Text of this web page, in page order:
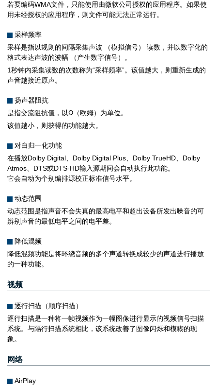
若要编码WMA文件，只能使用由微软公司授权的应用程序。如果使
用未经授权的应用程序，则文件可能无法正常运行。
采样频率
采样是指以规则的间隔采集声波 （模拟信号） 读数，并以数字化的
格式表达声波的波幅 （产生数字信号）。
1秒钟内采集读数的次数称为“采样频率”。该值越大，则重新生成的
声音越接近原声。
扬声器阻抗
是指交流阻抗值，以Ω（欧姆）为单位。
该值越小，则获得的功能越大。
对白归一化功能
在播放Dolby Digital、Dolby Digital Plus、Dolby TrueHD、Dolby
Atmos、DTS或DTS-HD输入源期间会自动执行此功能。
它会自动为个别编排源校正标准信号水平。
动态范围
动态范围是指声音不会失真的最高电平和超出设备所发出噪音的可
辨别声音的最低电平之间的电平差。
降低混频
降低混频功能是将环绕音频的多个声道转换成较少的声道进行播放
的一种功能。
视频
逐行扫描（顺序扫描）
逐行扫描是一种将一帧视频作为一幅图像进行显示的视频信号扫描
系统。与隔行扫描系统相比，该系统改善了图像闪烁和模糊的现
象。
网络
AirPlay